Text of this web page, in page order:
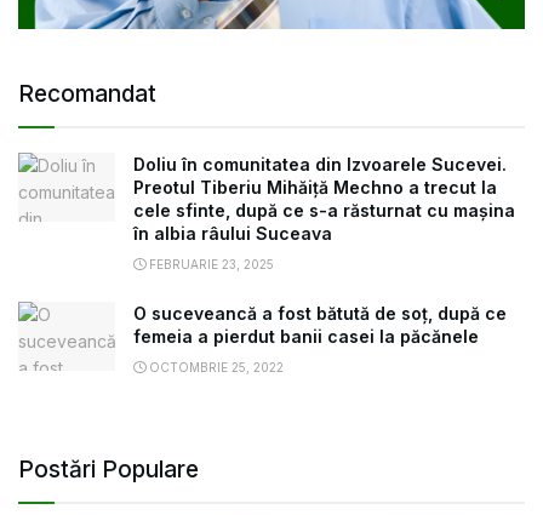
Recomandat
Doliu în comunitatea din Izvoarele Sucevei.
Preotul Tiberiu Mihăiță Mechno a trecut la
cele sfinte, după ce s-a răsturnat cu mașina
în albia râului Suceava
FEBRUARIE 23, 2025
O suceveancă a fost bătută de soț, după ce
femeia a pierdut banii casei la păcănele
OCTOMBRIE 25, 2022
Postări Populare